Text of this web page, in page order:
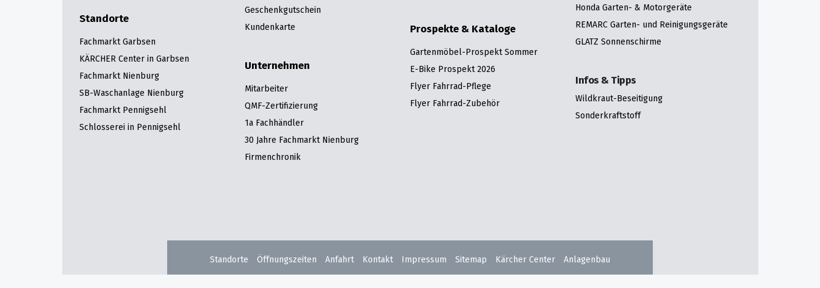
Standorte
Fachmarkt Garbsen
KÄRCHER Center in Garbsen
Fachmarkt Nienburg
SB-Waschanlage Nienburg
Fachmarkt Pennigsehl
Schlosserei in Pennigsehl
Geschenkgutschein
Kundenkarte
Unternehmen
Mitarbeiter
QMF-Zertifizierung
1a Fachhändler
30 Jahre Fachmarkt Nienburg
Firmenchronik
Prospekte & Kataloge
Gartenmöbel-Prospekt Sommer
E-Bike Prospekt 2026
Flyer Fahrrad-Pflege
Flyer Fahrrad-Zubehör
Honda Garten- & Motorgeräte
REMARC Garten- und Reinigungsgeräte
GLATZ Sonnenschirme
Infos & Tipps
Wildkraut-Beseitigung
Sonderkraftstoff
Standorte Öffnungszeiten Anfahrt Kontakt Impressum Sitemap Kärcher Center Anlagenbau